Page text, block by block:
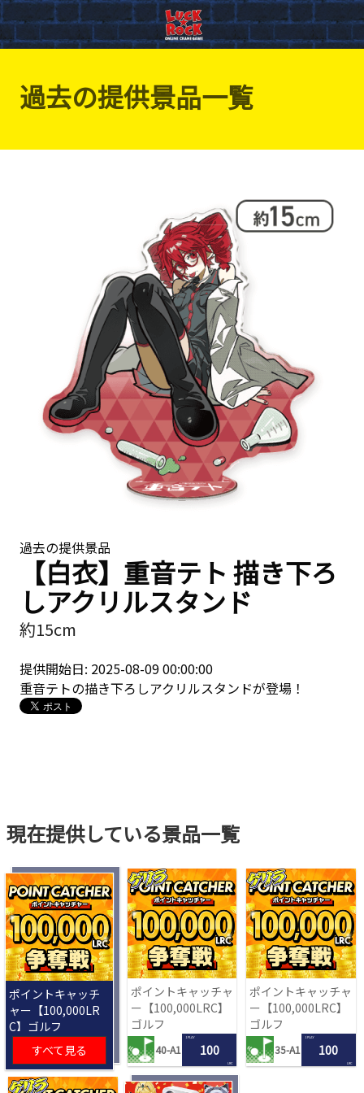
過去の提供景品一覧
過去の提供景品
【白衣】重音テト 描き下ろ
しアクリルスタンド
約15cm
提供開始日: 2025-08-09 00:00:00
重音テトの描き下ろしアクリルスタンドが登場！
現在提供している景品一覧
ポイントキャッチ
ャー【100,000LR
C】ゴルフ
すべて見る
ポイントキャッチャ
ー【100,000LRC】
ゴルフ
40-A1
1 PLAY
100
LRC
ポイントキャッチャ
ー【100,000LRC】
ゴルフ
35-A1
1 PLAY
100
LRC